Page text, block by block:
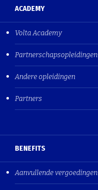
ACADEMY
Volta Academy
Partnerschapsopleidingen
Andere opleidingen
Partners
BENEFITS
Aanvullende vergoedingen